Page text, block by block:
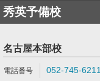
秀英予備校
名古屋本部校
052-745-6211